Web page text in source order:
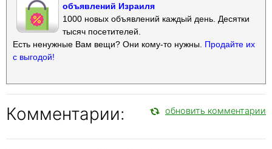
объявлений Израиля
1000 новых объявлений каждый день. Десятки
тысяч посетителей.
Есть ненужные Вам вещи? Они кому-то нужны. Продайте их
с выгодой!
Комментарии: обновить комментарии